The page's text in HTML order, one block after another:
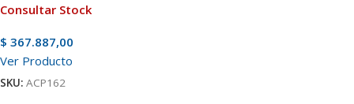
Consultar Stock
$ 367.887,00
Ver Producto
SKU: ACP162